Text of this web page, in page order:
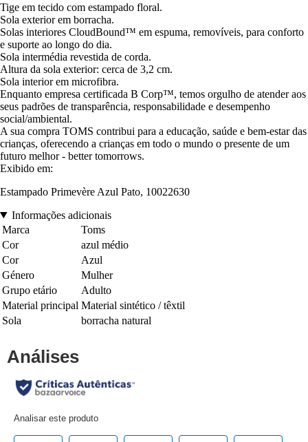
Tige em tecido com estampado floral.
Sola exterior em borracha.
Solas interiores CloudBound™ em espuma, removíveis, para conforto
e suporte ao longo do dia.
Sola intermédia revestida de corda.
Altura da sola exterior: cerca de 3,2 cm.
Sola interior em microfibra.
Enquanto empresa certificada B Corp™, temos orgulho de atender aos
seus padrões de transparência, responsabilidade e desempenho
social/ambiental.
A sua compra TOMS contribui para a educação, saúde e bem-estar das
crianças, oferecendo a crianças em todo o mundo o presente de um
futuro melhor - better tomorrows.
Exibido em:
Estampado Primevère Azul Pato, 10022630
Informações adicionais
Marca
Toms
Cor
azul médio
Cor
Azul
Género
Mulher
Grupo etário
Adulto
Material principal Material sintético / têxtil
Sola
borracha natural